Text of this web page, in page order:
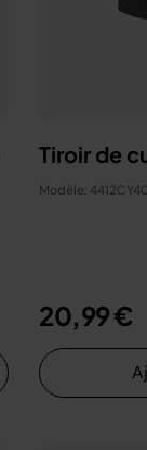
Tiroir de
Modèle:
20,99 €